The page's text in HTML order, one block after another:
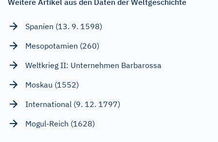
Spanien (13. 9. 1598)
Mesopotamien (260)
Weltkrieg II: Unternehmen Barbarossa
Moskau (1552)
International (9. 12. 1797)
Mogul-Reich (1628)